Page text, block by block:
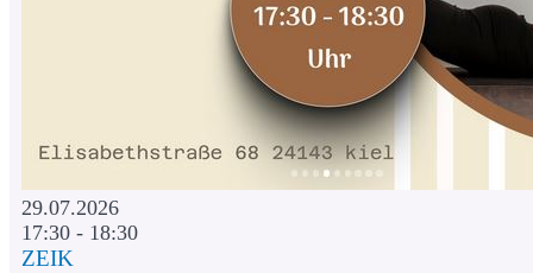
29.07.2026
17:30 - 18:30
ZEIK